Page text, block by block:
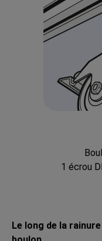
1 écrou
Le long de la